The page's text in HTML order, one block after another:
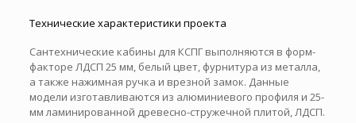
Технические характеристики проекта
Сантехнические кабины для КСПГ выполняются в форм-
факторе ЛДСП 25 мм, белый цвет, фурнитура из металла,
а также нажимная ручка и врезной замок. Данные
модели изготавливаются из алюминиевого профиля и 25-
мм ламинированной древесно-стружечной плитой, ЛДСП.